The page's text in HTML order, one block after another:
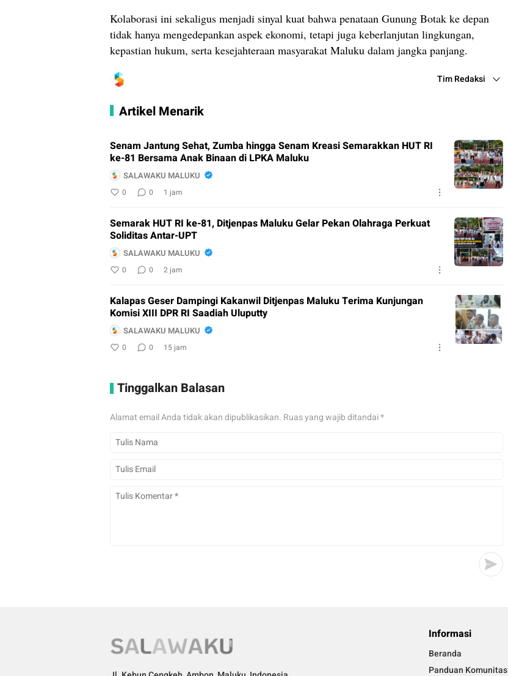
Kolaborasi ini sekaligus menjadi sinyal kuat bahwa penataan Gunung Botak ke depan
tidak hanya mengedepankan aspek ekonomi, tetapi juga keberlanjutan lingkungan,
kepastian hukum, serta kesejahteraan masyarakat Maluku dalam jangka panjang.
Tim Redaksi
Artikel Menarik
Senam Jantung Sehat, Zumba hingga Senam Kreasi Semarakkan HUT RI
ke-81 Bersama Anak Binaan di LPKA Maluku
SALAWAKU MALUKU
0 0 1 jam
Semarak HUT RI ke-81, Ditjenpas Maluku Gelar Pekan Olahraga Perkuat
Soliditas Antar-UPT
SALAWAKU MALUKU
0 0 2 jam
Kalapas Geser Dampingi Kakanwil Ditjenpas Maluku Terima Kunjungan
Komisi XIII DPR RI Saadiah Uluputty
SALAWAKU MALUKU
0 0 15 jam
Tinggalkan Balasan
Alamat email Anda tidak akan dipublikasikan. Ruas yang wajib ditandai*
Informasi
Beranda
Panduan Komunitas